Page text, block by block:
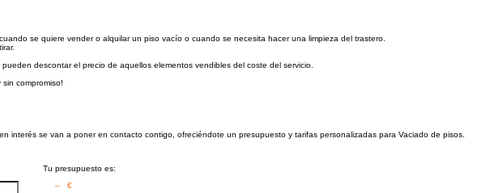
se quiere vender o alquilar un piso vacío o cuando se necesita hacer una limpieza del trastero.
descontar el precio de aquellos elementos vendibles del coste del servicio.
compromiso!
se van a poner en contacto contigo, ofreciéndote un presupuesto y tarifas personalizadas para Vaciado de pisos.
Tu presupuesto es:
– €